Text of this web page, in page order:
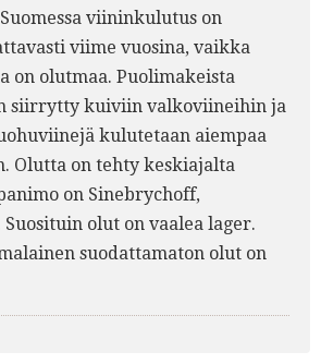
viininkulutus on
viime vuosina, vaikka
on olutmaa. Puolimakeista
siirrytty kuiviin valkoviineihin ja
kulutetaan aiempaa
Olutta on tehty keskiajalta
on Sinebrychoff,
olut on vaalea lager.
suodattamaton olut on